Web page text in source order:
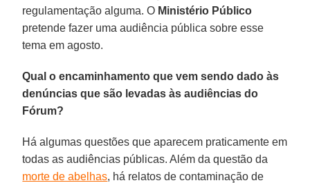
regulamentação alguma. O Ministério Público
pretende fazer uma audiência pública sobre esse
tema em agosto.
Qual o encaminhamento que vem sendo dado às
denúncias que são levadas às audiências do
Fórum?
Há algumas questões que aparecem praticamente em
todas as audiências públicas. Além da questão da
morte de abelhas, há relatos de contaminação de